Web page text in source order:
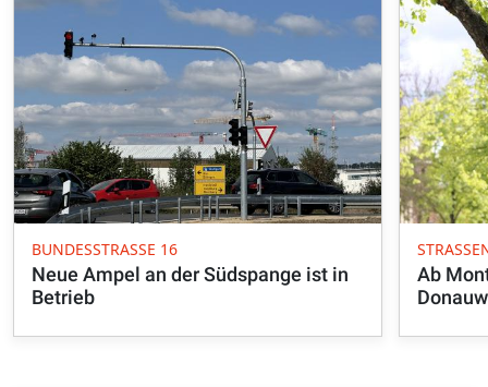
BUNDESSTRASSE 16
Neue Ampel an der Südspange ist in
Betrieb
Ab